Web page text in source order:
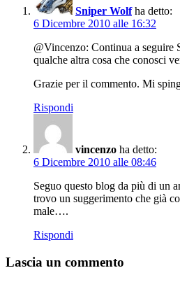
Sniper Wolf ha detto:
6 Dicembre 2010 alle 16:32
@Vincenzo: Continua a seguire
qualche altra cosa che conosci
Grazie per il commento. Mi
Rispondi
vincenzo ha detto:
6 Dicembre 2010 alle 08:46
Seguo questo blog da più di un
trovo un suggerimento che già
male….
Rispondi
Lascia un commento